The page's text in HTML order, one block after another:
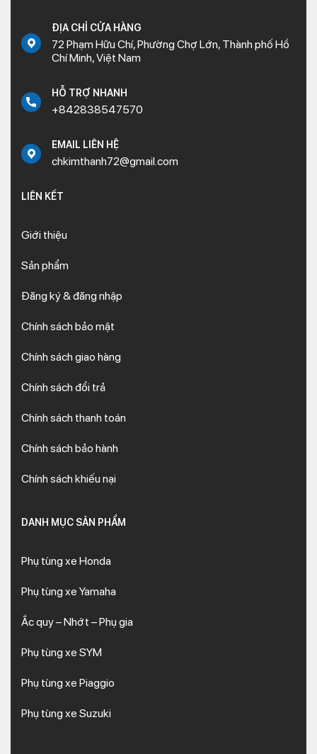
ĐỊA CHỈ CỬA HÀNG
72 Phạm Hữu Chí, Phường Chợ Lớn, Thành phố Hồ
Chí Minh, Việt Nam
HỖ TRỢ NHANH
+842838547570
EMAIL LIÊN HỆ
chkimthanh72@gmail.com
LIÊN KẾT
Giới thiệu
Sản phẩm
Đăng ký & đăng nhập
Chính sách bảo mật
Chính sách giao hàng
Chính sách đổi trả
Chính sách thanh toán
Chính sách bảo hành
Chính sách khiếu nại
DANH MỤC SẢN PHẨM
Phụ tùng xe Honda
Phụ tùng xe Yamaha
Ắc quy – Nhớt – Phụ gia
Phụ tùng xe SYM
Phụ tùng xe Piaggio
Phụ tùng xe Suzuki